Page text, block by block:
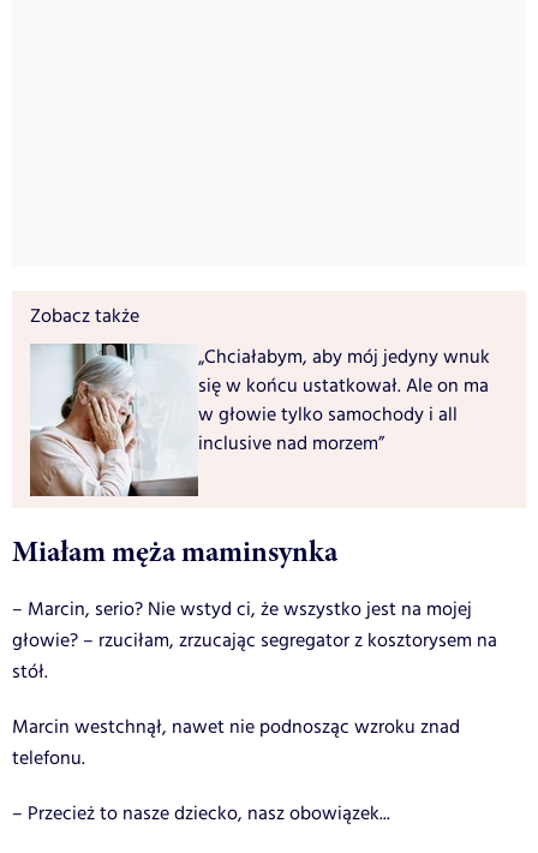
Zobacz także
„Chciałabym, aby mój jedyny wnuk
się w końcu ustatkował. Ale on ma
w głowie tylko samochody i all
inclusive nad morzem”
Miałam męża maminsynka
– Marcin, serio? Nie wstyd ci, że wszystko jest na mojej
głowie? – rzuciłam, zrzucając segregator z kosztorysem na
stół.
Marcin westchnął, nawet nie podnosząc wzroku znad
telefonu.
– Przecież to nasze dziecko, nasz obowiązek...